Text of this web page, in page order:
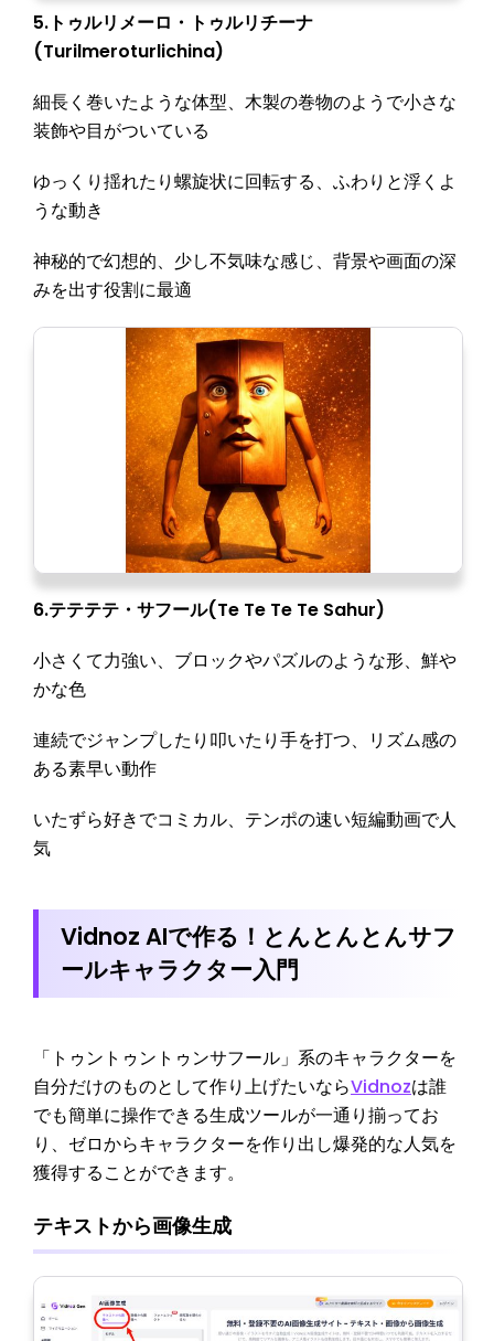
5.トゥルリメーロ・トゥルリチーナ
(Turilmeroturlichina)
細長く巻いたような体型、木製の巻物のようで小さな
装飾や目がついている
ゆっくり揺れたり螺旋状に回転する、ふわりと浮くよ
うな動き
神秘的で幻想的、少し不気味な感じ、背景や画面の深
みを出す役割に最適
6.テテテテ・サフール(Te Te Te Te Sahur)
小さくて力強い、ブロックやパズルのような形、鮮や
かな色
連続でジャンプしたり叩いたり手を打つ、リズム感の
ある素早い動作
いたずら好きでコミカル、テンポの速い短編動画で人
気
Vidnoz AIで作る！とんとんとんサフ
ールキャラクター入門
「トゥントゥントゥンサフール」系のキャラクターを
自分だけのものとして作り上げたいならVidnozは誰
でも簡単に操作できる生成ツールが一通り揃ってお
り、ゼロからキャラクターを作り出し爆発的な人気を
獲得することができます。
テキストから画像生成